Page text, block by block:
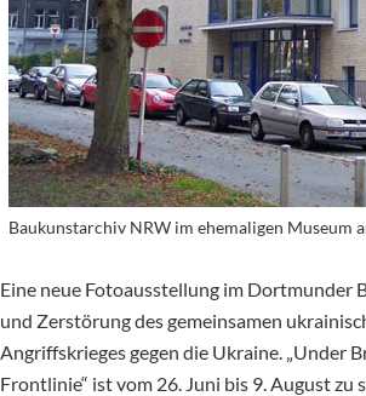
Baukunstarchiv NRW im ehemaligen Museum
Eine neue Fotoausstellung im Dortmunder
und Zerstörung des gemeinsamen
Angriffskrieges gegen die Ukraine. „Under
Frontlinie“ ist vom 26. Juni bis 9. August